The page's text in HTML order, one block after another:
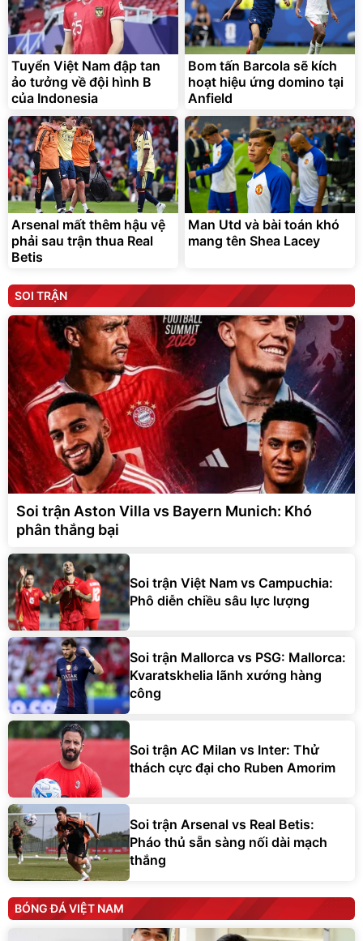
Tuyển Việt Nam đập tan
ảo tưởng về đội hình B
của Indonesia
Bom tấn Barcola sẽ kích
hoạt hiệu ứng domino tại
Anfield
Arsenal mất thêm hậu vệ
phải sau trận thua Real
Betis
Man Utd và bài toán khó
mang tên Shea Lacey
SOI TRẬN
Soi trận Aston Villa vs Bayern Munich: Khó
phân thắng bại
Soi trận Việt Nam vs Campuchia:
Phô diễn chiều sâu lực lượng
Soi trận Mallorca vs PSG: Mallorca:
Kvaratskhelia lãnh xướng hàng
công
Soi trận AC Milan vs Inter: Thử
thách cực đại cho Ruben Amorim
Soi trận Arsenal vs Real Betis:
Pháo thủ sẵn sàng nối dài mạch
thắng
BÓNG ĐÁ VIỆT NAM